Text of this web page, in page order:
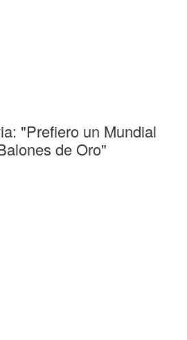
"Prefiero un Mundial
de Oro"